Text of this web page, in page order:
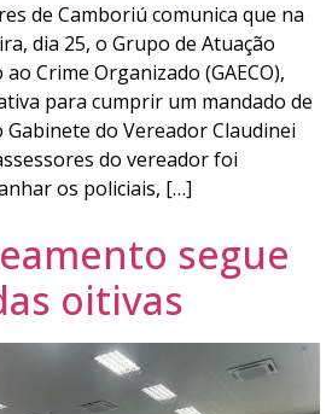
de Camboriú comunica que na
dia 25, o Grupo de Atuação
Crime Organizado (GAECO),
para cumprir um mandado de
do Vereador Claudinei
do vereador foi
os policiais, […]
segue
oitivas